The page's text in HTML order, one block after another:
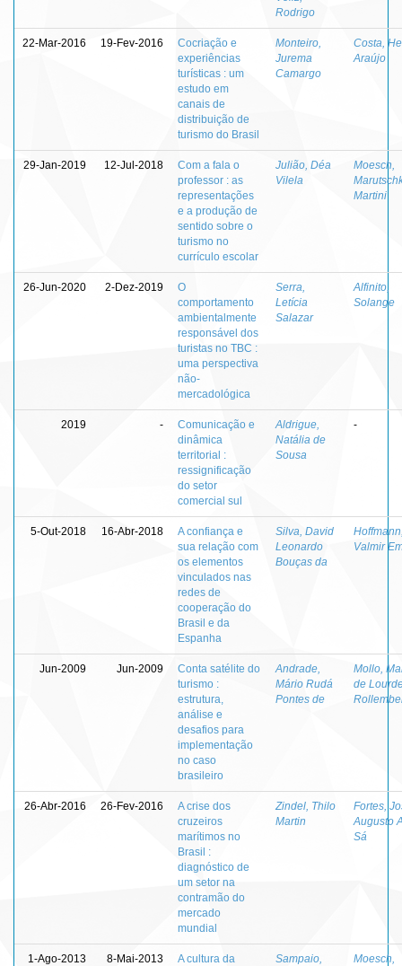
Rodrigo
22-Mar-2016 19-Fev-2016
Cocriação e
experiências
turísticas : um
estudo em
canais de
distribuição de
turismo do Brasil
Monteiro,
Jurema
Camargo
Costa,
Araújo
29-Jan-2019 12-Jul-2018
Com a fala o
professor : as
representações
e a produção de
sentido sobre o
turismo no
currículo escolar
Julião, Déa
Vilela
Moesch,
Martini
26-Jun-2020 2-Dez-2019
O
comportamento
ambientalmente
responsável dos
turistas no TBC :
uma perspectiva
não-
mercadológica
Serra,
Letícia
Salazar
Alfinito,
Solange
2019 -
Comunicação e
dinâmica
territorial :
ressignificação
do setor
comercial sul
Aldrigue,
Natália de
Sousa
-
5-Out-2018 16-Abr-2018
A confiança e
sua relação com
os elementos
vinculados nas
redes de
cooperação do
Brasil e da
Espanha
Silva, David
Leonardo
Bouças da
Valmir
Jun-2009 Jun-2009
Conta satélite do
turismo :
estrutura,
análise e
desafios para
implementação
no caso
brasileiro
Andrade,
Mário Rudá
Pontes de
Mollo,
de
26-Abr-2016 26-Fev-2016
A crise dos
cruzeiros
marítimos no
Brasil :
diagnóstico de
um setor na
contramão do
mercado
mundial
Zindel, Thilo
Martin
Fortes,
Augusto
Sá
1-Ago-2013 8-Mai-2013
A cultura da
Sampaio,
Moesch,